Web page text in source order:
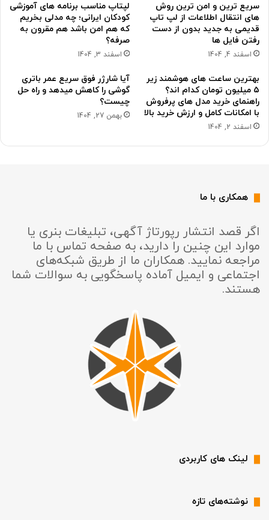
سریع ترین و امن ترین روش
های انتقال اطلاعات از لپ تاپ
قدیمی به جدید بدون از دست
رفتن فایل ها
اسفند 4, 1404
لپتاپ مناسب برنامه های آموزشی
کودکان ایرانی؛ چه مدلی بخریم
که هم امن باشد هم مقرون به
صرفه؟
اسفند 3, 1404
بهترین ساعت های هوشمند زیر
۵ میلیون تومان کدام اند؟
راهنمای خرید مدل های پرفروش
با امکانات کامل و ارزش خرید بالا
اسفند 2, 1404
آیا شارژر فوق سریع عمر باتری
گوشی را کاهش میدهد و راه حل
چیست؟
بهمن 27, 1404
همکاری با ما
اگر قصد انتشار رپورتاژ آگهی، تبلیغات بنری یا
موارد این چنین را دارید، به صفحه تماس با ما
مراجعه نمایید. همکاران ما از طریق شبکه‌های
اجتماعی و ایمیل آماده پاسخگویی به سوالات شما
هستند.
لینک های کاربردی
نوشته‌های تازه